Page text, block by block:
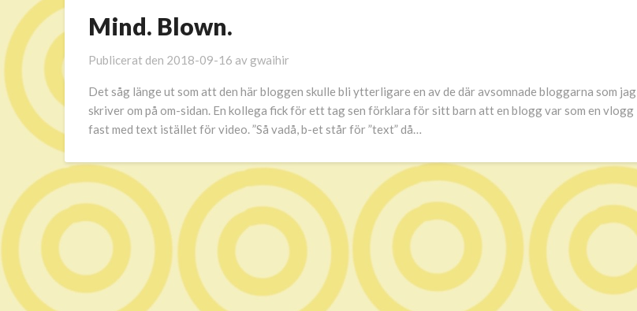
Mind. Blown.
Publicerat den 2018-09-16 av gwaihir
Det såg länge ut som att den här bloggen skulle bli ytterligare en av de där avsomnade bloggarna som jag
skriver om på om-sidan. En kollega fick för ett tag sen förklara för sitt barn att en blogg var som en vlogg
fast med text istället för video. ”Så vadå, b-et står för ”text” då…